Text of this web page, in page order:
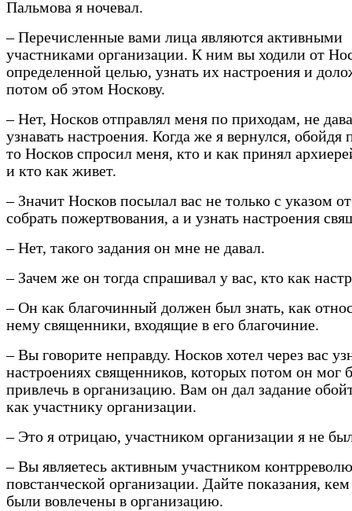
Пальмова я ночевал.
– Перечисленные вами лица являются активными
участниками организации. К ним вы ходили от
определенной целью, узнать их настроения и
потом об этом Носкову.
– Нет, Носков отправлял меня по приходам, не
узнавать настроения. Когда же я вернулся, обойдя
то Носков спросил меня, кто и как принял
и кто как живет.
– Значит Носков посылал вас не только с указом
собрать пожертвования, а и узнать настроения
– Нет, такого задания он мне не давал.
– Зачем же он тогда спрашивал у вас, кто как
– Он как благочинный должен был знать, как
нему священники, входящие в его благочиние.
– Вы говорите неправду. Носков хотел через вас
настроениях священников, которых потом он мог
привлечь в организацию. Вам он дал задание
как участнику организации.
– Это я отрицаю, участником организации я не
– Вы являетесь активным участником
повстанческой организации. Дайте показания,
были вовлечены в организацию.